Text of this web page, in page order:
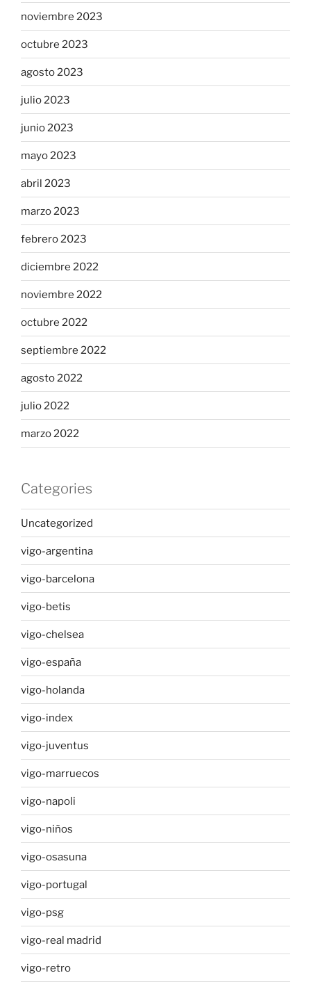
noviembre 2023
octubre 2023
agosto 2023
julio 2023
junio 2023
mayo 2023
abril 2023
marzo 2023
febrero 2023
diciembre 2022
noviembre 2022
octubre 2022
septiembre 2022
agosto 2022
julio 2022
marzo 2022
Categories
Uncategorized
vigo-argentina
vigo-barcelona
vigo-betis
vigo-chelsea
vigo-españa
vigo-holanda
vigo-index
vigo-juventus
vigo-marruecos
vigo-napoli
vigo-niños
vigo-osasuna
vigo-portugal
vigo-psg
vigo-real madrid
vigo-retro